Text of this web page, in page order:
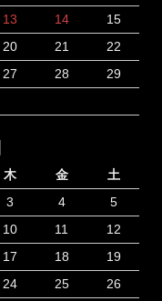
13 14
15
20 21
22
27 28
29
木 金
土
3 4
5
10 11
12
17 18
19
24 25
26